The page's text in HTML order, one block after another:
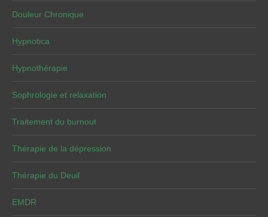
Douleur Chronique
Hypnotica
Hypnothérapie
Sophrologie et relaxation
Traitement du burnout
Thérapie de la dépression
Thérapie du Deuil
EMDR